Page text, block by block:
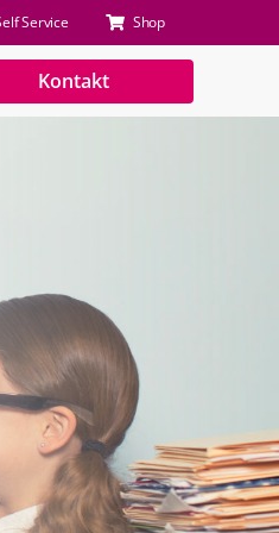
Service Shop
Kontakt